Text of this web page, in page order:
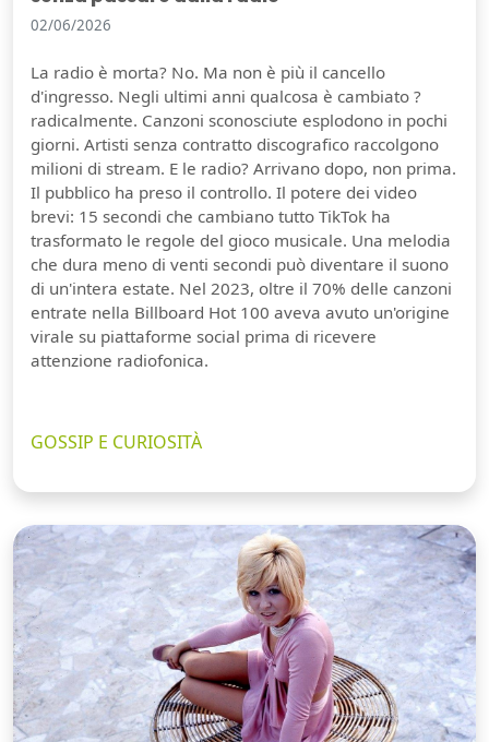
02/06/2026
La radio è morta? No. Ma non è più il cancello
d'ingresso. Negli ultimi anni qualcosa è cambiato ?
radicalmente. Canzoni sconosciute esplodono in pochi
giorni. Artisti senza contratto discografico raccolgono
milioni di stream. E le radio? Arrivano dopo, non prima.
Il pubblico ha preso il controllo. Il potere dei video
brevi: 15 secondi che cambiano tutto TikTok ha
trasformato le regole del gioco musicale. Una melodia
che dura meno di venti secondi può diventare il suono
di un'intera estate. Nel 2023, oltre il 70% delle canzoni
entrate nella Billboard Hot 100 aveva avuto un'origine
virale su piattaforme social prima di ricevere
attenzione radiofonica.
GOSSIP E CURIOSITÀ